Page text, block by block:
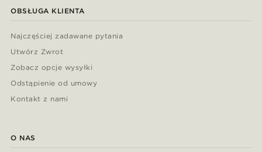
OBSŁUGA KLIENTA
Najczęściej zadawane pytania
Utwórz Zwrot
Zobacz opcje wysyłki
Odstąpienie od umowy
Kontakt z nami
O NAS